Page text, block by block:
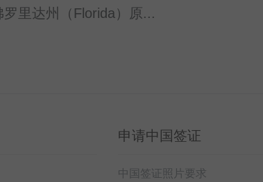
里达州（Florida）原...
申请中国签证
中国签证照片要求